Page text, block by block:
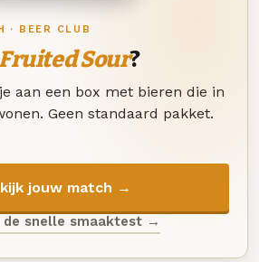
· BEER CLUB
Sour?
aan een box met bieren die in
Geen standaard pakket.
jouw match →
de snelle smaaktest →